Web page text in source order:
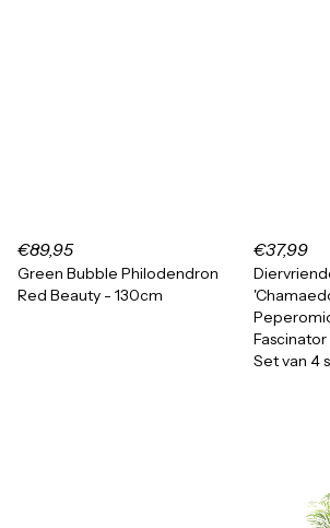
€89,95
Green Bubble Philodendron
Red Beauty - 130cm
€37,99
Set van 4